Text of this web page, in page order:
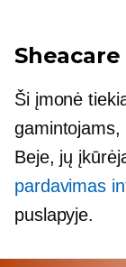
Ši įmonė
Beje, jų
pardavimas
puslapyje.